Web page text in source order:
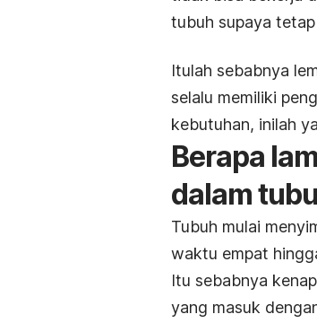
tubuh supaya tetap
Itulah sebabnya
selalu memiliki
kebutuhan, inilah
Berapa
dalam
Tubuh mulai
waktu empat
Itu sebabnya
yang masuk